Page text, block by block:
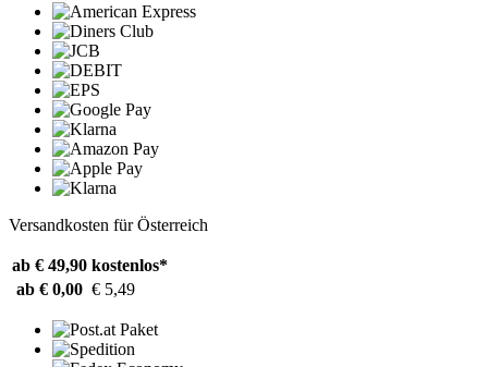
Versandkosten für Österreich
ab € 49,90 kostenlos*
ab € 0,00 € 5,49